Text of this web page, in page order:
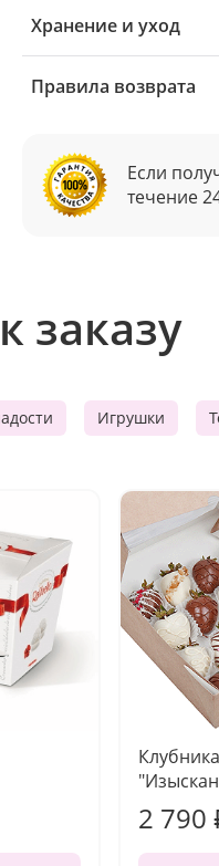
Хранение и уход
Правила возврата
Если
течение
заказу
Игрушки
2 790